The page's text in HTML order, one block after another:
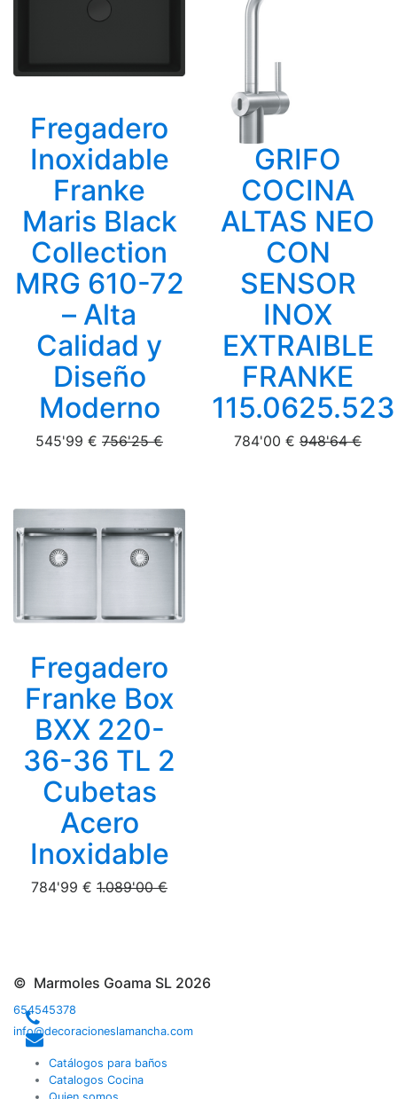
Fregadero
Inoxidable
Franke
Maris Black
Collection
MRG 610-72
– Alta
Calidad y
Diseño
Moderno
545'99 € 756'25 €
GRIFO
COCINA
ALTAS NEO
CON
SENSOR
INOX
EXTRAIBLE
FRANKE
115.0625.523
784'00 € 948'64 €
Fregadero
Franke Box
BXX 220-
36-36 TL 2
Cubetas
Acero
Inoxidable
784'99 € 1.089'00 €
© Marmoles Goama SL 2026
654545378
info@decoracioneslamancha.com
Catálogos para baños
Catalogos Cocina